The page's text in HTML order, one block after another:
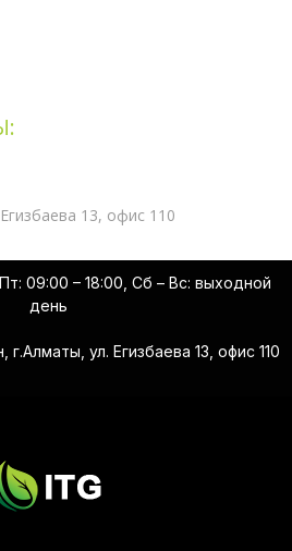
13, офис 110
09:00 – 18:00, Сб – Вс: выходной
день
г.Алматы, ул. Егизбаева 13, офис 110